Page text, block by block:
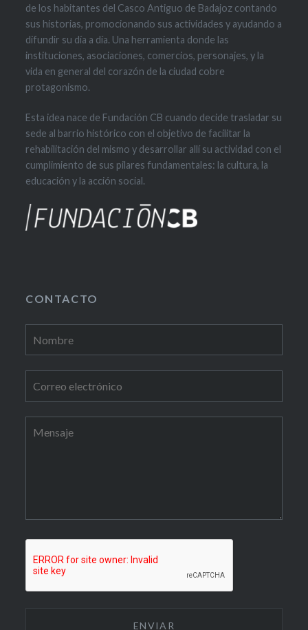
de los habitantes del Casco Antiguo de Badajoz contando
sus historias, promocionando sus actividades y ayudando a
difundir su día a día. Una herramienta donde las
instituciones, asociaciones, comercios, personajes, y la
vida en general del corazón de la ciudad cobre
protagonismo.
Esta idea nace de Fundación CB cuando decide trasladar su
sede al barrio histórico con el objetivo de facilitar la
rehabilitación del mismo y desarrollar allí su actividad con el
cumplimiento de sus pilares fundamentales: la cultura, la
educación y la acción social.
CONTACTO